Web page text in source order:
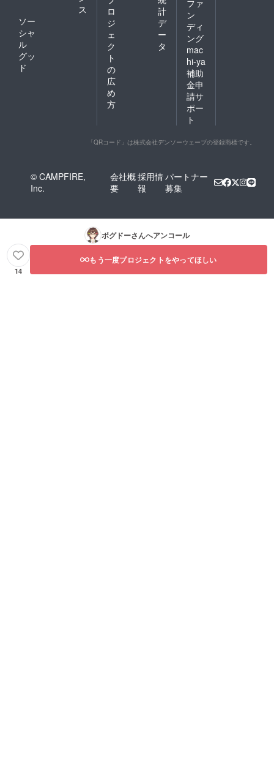
ス
ソー
シャ
ル
グッ
ド
ロ
ジ
ェ
ク
ト
の
広
め
方
計
デ
ー
タ
ファ
ン
ディ
ング
mac
hi-ya
補助
金申
請サ
ポー
ト
「QRコード」は株式会社デンソーウェーブの登録商標です。
© CAMPFIRE,
Inc.
会社概
要
採用情
報
パートナー
募集
ボグドーさんへアンコール
14
もう一度プロジェクトをやってほしい